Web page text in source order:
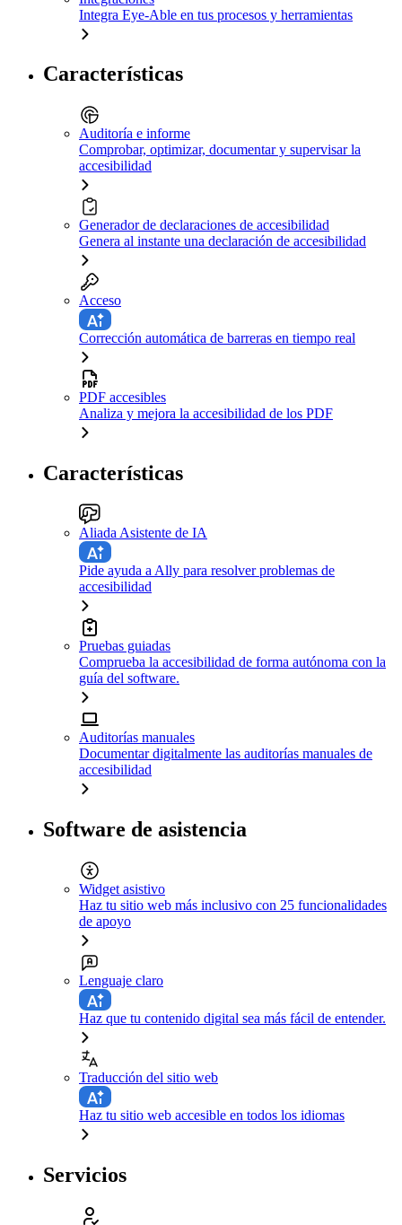
Integra Eye-Able en tus procesos y herramientas
Características
Auditoría e informe
Comprobar, optimizar, documentar y supervisar la
accesibilidad
Generador de declaraciones de accesibilidad
Genera al instante una declaración de accesibilidad
Acceso
Corrección automática de barreras en tiempo real
PDF accesibles
Analiza y mejora la accesibilidad de los PDF
Características
Aliada Asistente de IA
Pide ayuda a Ally para resolver problemas de
accesibilidad
Pruebas guiadas
Comprueba la accesibilidad de forma autónoma con la
guía del software.
Auditorías manuales
Documentar digitalmente las auditorías manuales de
accesibilidad
Software de asistencia
Widget asistivo
Haz tu sitio web más inclusivo con 25 funcionalidades
de apoyo
Lenguaje claro
Haz que tu contenido digital sea más fácil de entender.
Traducción del sitio web
Haz tu sitio web accesible en todos los idiomas
Servicios